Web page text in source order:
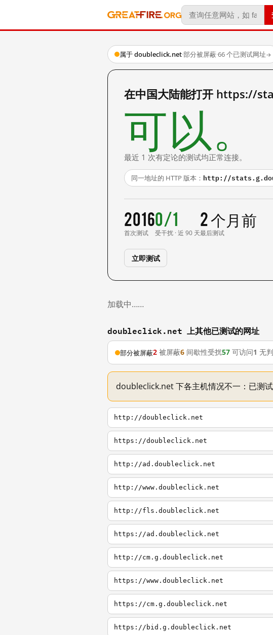
属于 doubleclick.net·部分被屏蔽·66 个已测试网址→
在中国大陆能打开 https://
可以。
最近 1 次有定论的测试均正常连接。
同一地址的 HTTP 版本： http://
2016
首次测试
0/1
受干扰 · 近 90 天
2 个月前
最后测试
立即测试
加载中……
doubleclick.net 上其他已测试的网址
部分被屏蔽2 被屏蔽6 间歇性受扰57 可访问1 无
doubleclick.net 下各主机情况不一：已测试
http://doubleclick.net
https://doubleclick.net
http://ad.doubleclick.net
http://www.doubleclick.net
http://fls.doubleclick.net
https://ad.doubleclick.net
http://cm.g.doubleclick.net
https://www.doubleclick.net
https://cm.g.doubleclick.net
https://bid.g.doubleclick.net